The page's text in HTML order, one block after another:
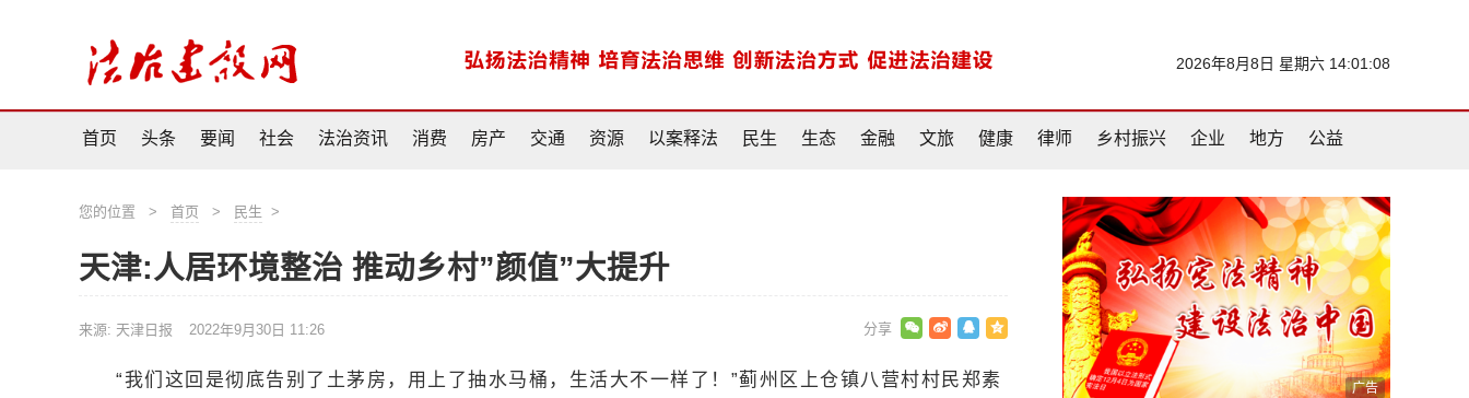
2026年8月8日 星期六 14:01:09
首页 头条 要闻 社会 法治资讯 消费 房产 交通 资源 以案释法 民生 生态 金融 文旅 健康 律师 乡村振兴 企业 地方 公益
您的位置 > 首页 > 民生 >
天津:人居环境整治 推动乡村”颜值”大提升
来源: 天津日报 2022年9月30日 11:26
“我们这回是彻底告别了土茅房，用上了抽水马桶，生活大不一样了！”蓟州区上仓镇八营村村民郑素
广告